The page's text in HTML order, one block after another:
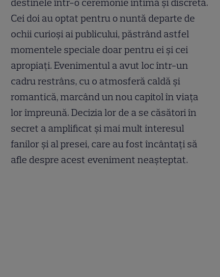
destinele într-o ceremonie intimă și discretă.
Cei doi au optat pentru o nuntă departe de
ochii curioși ai publicului, păstrând astfel
momentele speciale doar pentru ei și cei
apropiați. Evenimentul a avut loc într-un
cadru restrâns, cu o atmosferă caldă și
romantică, marcând un nou capitol în viața
lor împreună. Decizia lor de a se căsători în
secret a amplificat și mai mult interesul
fanilor și al presei, care au fost încântați să
afle despre acest eveniment neașteptat.